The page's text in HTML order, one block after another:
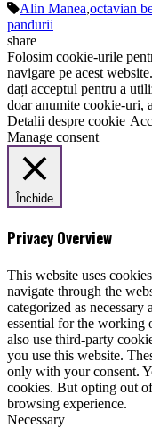
Alin Manea,octavian
pandurii
share
Folosim cookie-urile
navigare pe acest
dați acceptul pentru a
doar anumite cookie-uri,
Detalii despre cookie
Manage consent
Închide
Privacy Overview
This website uses
navigate through the
categorized as
essential for the working
also use third-party
you use this website.
only with your consent.
cookies. But opting out
browsing experience.
Necessary